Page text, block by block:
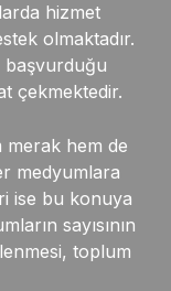
hizmet
olmaktadır.
başvurduğu
çekmektedir.
merak hem de
medyumlara
ise bu konuya
sayısının
toplum